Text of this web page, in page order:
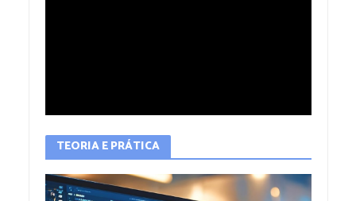
TEORIA E PRÁTICA